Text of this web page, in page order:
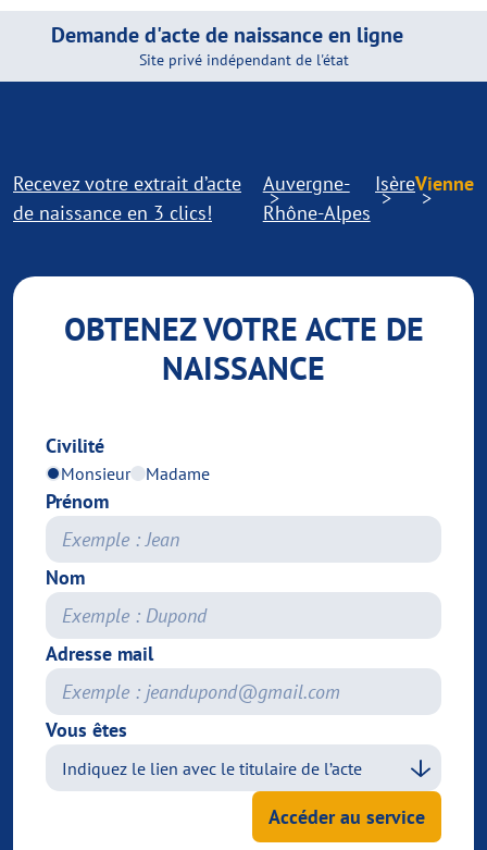
Demande d'acte de naissance en ligne
Site privé indépendant de l'état
Recevez votre extrait d’acte
de naissance en 3 clics!
Auvergne-
Rhône-Alpes
IsèreVienne
OBTENEZ VOTRE ACTE DE
NAISSANCE
Civilité
Monsieur Madame
Prénom
Nom
Adresse mail
Vous êtes
Accéder au service